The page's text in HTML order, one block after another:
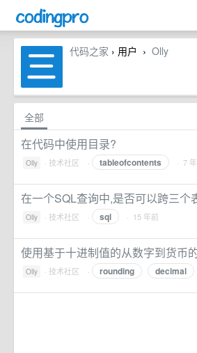
代码之家 › 用户 › Olly
全部
在代码中使用目录?
Olly · 技术社区 · tableofcontents · 7
在一个SQL查询中,是否可以跨三个
Olly · 技术社区 · sql · 15 年前
使用基于十进制值的从数字到货币
Olly · 技术社区 · rounding decimal